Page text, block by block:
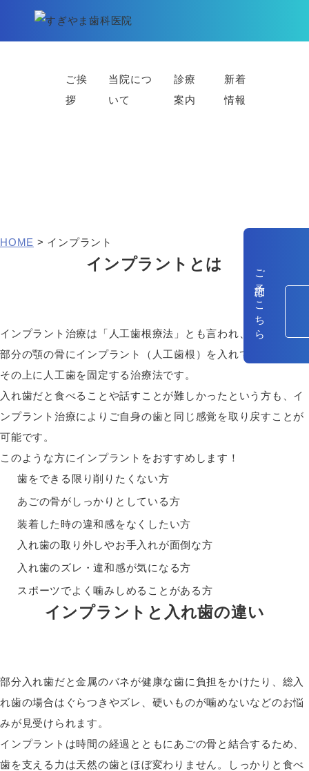
ご挨
拶
当院につ
いて
診療
案内
新着
情報
HOME > インプラント
インプラントとは
インプラント治療は「人工歯根療法」とも言われ、歯の抜けた
部分の顎の骨にインプラント（人工歯根）を入れて支柱とし、
その上に人工歯を固定する治療法です。
入れ歯だと食べることや話すことが難しかったという方も、イ
ンプラント治療によりご自身の歯と同じ感覚を取り戻すことが
可能です。
このような方にインプラントをおすすめします！
歯をできる限り削りたくない方
あごの骨がしっかりとしている方
装着した時の違和感をなくしたい方
入れ歯の取り外しやお手入れが面倒な方
入れ歯のズレ・違和感が気になる方
スポーツでよく噛みしめることがある方
インプラントと入れ歯の違い
部分入れ歯だと金属のバネが健康な歯に負担をかけたり、総入
れ歯の場合はぐらつきやズレ、硬いものが噛めないなどのお悩
みが見受けられます。
インプラントは時間の経過とともにあごの骨と結合するため、
歯を支える力は天然の歯とほぼ変わりません。しっかりと食べ
ご予約はこちら